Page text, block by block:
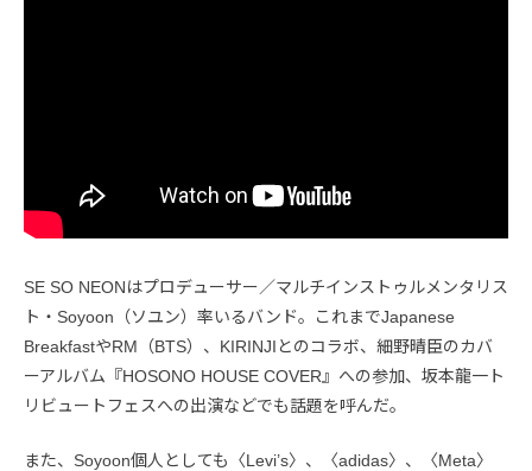
SE SO NEONはプロデューサー／マルチインストゥルメンタリス
ト・Soyoon（ソユン）率いるバンド。これまでJapanese
BreakfastやRM（BTS）、KIRINJIとのコラボ、細野晴臣のカバ
ーアルバム『HOSONO HOUSE COVER』への参加、坂本龍一ト
リビュートフェスへの出演などでも話題を呼んだ。
また、Soyoon個人としても〈Levi’s〉、〈adidas〉、〈Meta〉